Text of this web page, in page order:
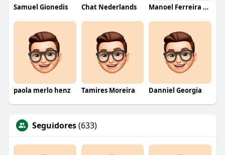
Samuel Gionedis Chat Nederlands Manoel Ferreira dos Santos junior
paola merlo henz Tamires Moreira Danniel Georgia
Seguidores(633)